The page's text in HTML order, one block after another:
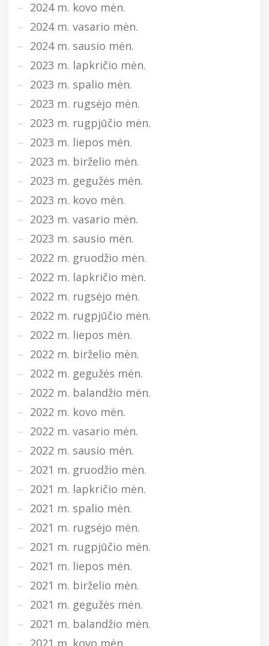
2024 m. kovo mėn.
2024 m. vasario mėn.
2024 m. sausio mėn.
2023 m. lapkričio mėn.
2023 m. spalio mėn.
2023 m. rugsėjo mėn.
2023 m. rugpjūčio mėn.
2023 m. liepos mėn.
2023 m. birželio mėn.
2023 m. gegužės mėn.
2023 m. kovo mėn.
2023 m. vasario mėn.
2023 m. sausio mėn.
2022 m. gruodžio mėn.
2022 m. lapkričio mėn.
2022 m. rugsėjo mėn.
2022 m. rugpjūčio mėn.
2022 m. liepos mėn.
2022 m. birželio mėn.
2022 m. gegužės mėn.
2022 m. balandžio mėn.
2022 m. kovo mėn.
2022 m. vasario mėn.
2022 m. sausio mėn.
2021 m. gruodžio mėn.
2021 m. lapkričio mėn.
2021 m. spalio mėn.
2021 m. rugsėjo mėn.
2021 m. rugpjūčio mėn.
2021 m. liepos mėn.
2021 m. birželio mėn.
2021 m. gegužės mėn.
2021 m. balandžio mėn.
2021 m. kovo mėn.